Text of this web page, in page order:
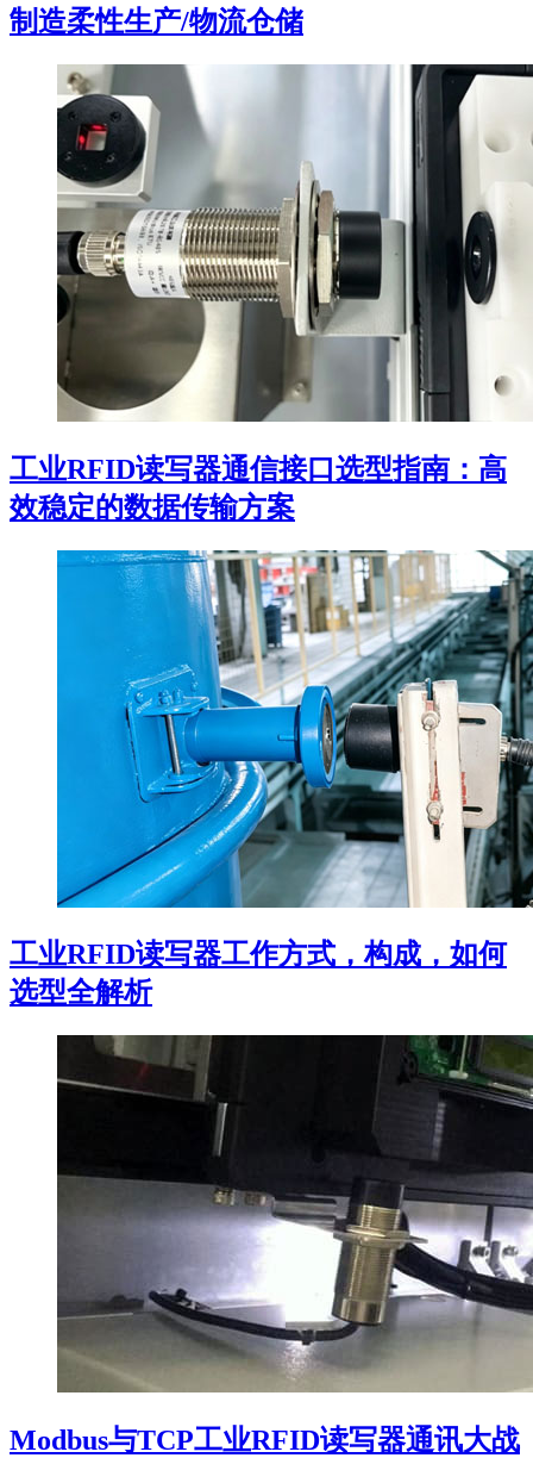
制造柔性生产/物流仓储
工业RFID读写器通信接口选型指南：高
效稳定的数据传输方案
工业RFID读写器工作方式，构成，如何
选型全解析
Modbus与TCP工业RFID读写器通讯大战